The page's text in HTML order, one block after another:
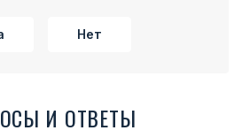
Нет
И ОТВЕТЫ